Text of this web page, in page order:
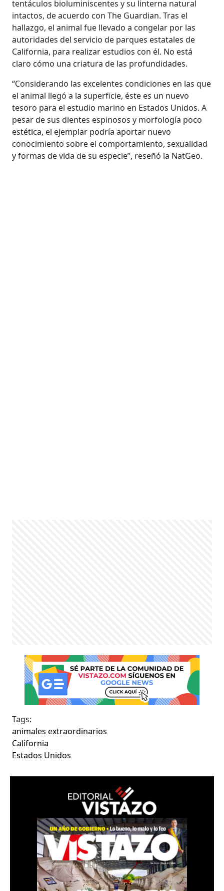
tentáculos bioluminiscentes y su linterna natural
intactos, de acuerdo con The Guardian. Tras el
hallazgo, el animal fue llevado a congelar por las
autoridades del servicio de parques estatales de
California, para realizar estudios con él. No está
claro cómo una criatura de las profundidades.
“Considerando las excelentes condiciones en las que
el animal llegó a la superficie, éste es un nuevo
tesoro para el estudio marino en Estados Unidos. A
pesar de sus dientes espinosos y morfología poco
estética, el ejemplar podría aportar nuevo
conocimiento sobre el comportamiento, sexualidad
y formas de vida de su especie”, reseñó la NatGeo.
Tags:
animales extraordinarios
California
Estados Unidos